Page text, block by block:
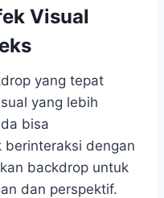
Visual
yang tepat
yang lebih
bisa
berinteraksi dengan
backdrop untuk
dan perspektif.